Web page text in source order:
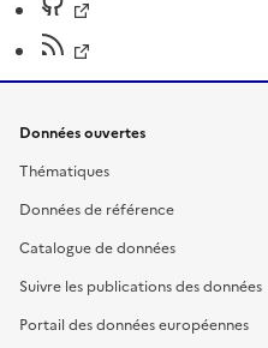
Données ouvertes
Thématiques
Données de référence
Catalogue de données
Suivre les publications des données
Portail des données européennes